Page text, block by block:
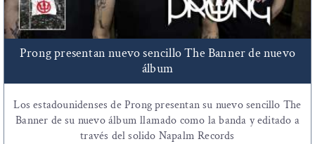
Prong presentan nuevo sencillo The Banner de nuevo
álbum
Los estadounidenses de Prong presentan su nuevo sencillo The
Banner de su nuevo álbum llamado como la banda y editado a
través del solido Napalm Records